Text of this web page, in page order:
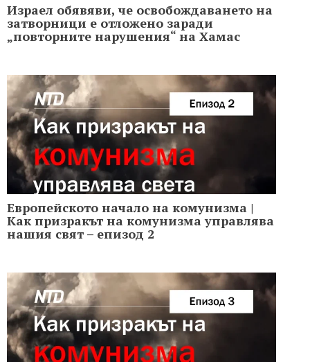
Израел обявяви, че освобождаването на
затворници е отложено заради
„повторните нарушения“ на Хамас
Европейското начало на комунизма |
Как призракът на комунизма управлява
нашия свят – епизод 2